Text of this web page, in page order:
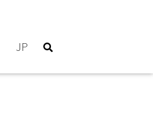
JP